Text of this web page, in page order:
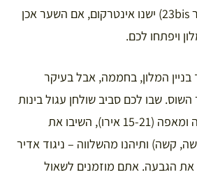
באבניו ג’ונו (ליד מספר 23bis) ישנו אינטרקום, אם השער אכן
ויפתחו לכם.
המלון, בחממה, אבל בעיקר
שבו לכם סביב שולחן עגול בינות
לצמחיה, הזמינו משקה ומאפה (15-21 אירו), השיבו את
קשה) ותיהנו מהשלווה – ניגוד אדיר
את הגבעה. אתם מוזמנים לשאול